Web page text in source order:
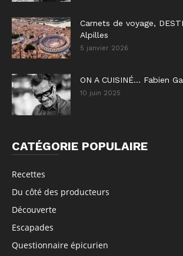
Carnets de voyage,
Alpilles
5 janvier 2026
ON A CUISINÉ… Fabien
10 juin 2025
CATÉGORIE POPULAIRE
Recettes
Du côté des producteurs
Découverte
Escapades
Questionnaire épicurien